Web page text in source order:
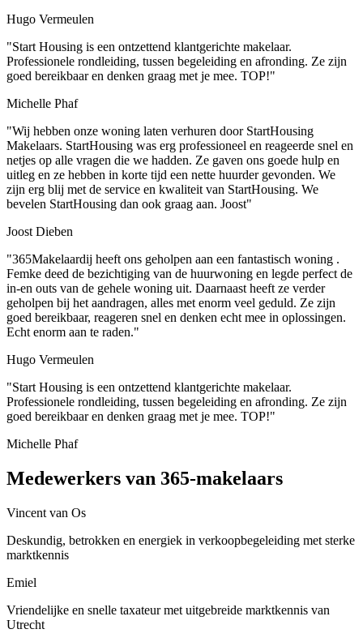
Hugo Vermeulen
"Start Housing is een ontzettend klantgerichte makelaar.
Professionele rondleiding, tussen begeleiding en afronding. Ze zijn
goed bereikbaar en denken graag met je mee. TOP!"
Michelle Phaf
"Wij hebben onze woning laten verhuren door StartHousing
Makelaars. StartHousing was erg professioneel en reageerde snel en
netjes op alle vragen die we hadden. Ze gaven ons goede hulp en
uitleg en ze hebben in korte tijd een nette huurder gevonden. We
zijn erg blij met de service en kwaliteit van StartHousing. We
bevelen StartHousing dan ook graag aan. Joost"
Joost Dieben
"365Makelaardij heeft ons geholpen aan een fantastisch woning .
Femke deed de bezichtiging van de huurwoning en legde perfect de
in-en outs van de gehele woning uit. Daarnaast heeft ze verder
geholpen bij het aandragen, alles met enorm veel geduld. Ze zijn
goed bereikbaar, reageren snel en denken echt mee in oplossingen.
Echt enorm aan te raden."
Hugo Vermeulen
"Start Housing is een ontzettend klantgerichte makelaar.
Professionele rondleiding, tussen begeleiding en afronding. Ze zijn
goed bereikbaar en denken graag met je mee. TOP!"
Michelle Phaf
Medewerkers van 365-makelaars
Vincent van Os
Deskundig, betrokken en energiek in verkoopbegeleiding met sterke
marktkennis
Emiel
Vriendelijke en snelle taxateur met uitgebreide marktkennis van
Utrecht